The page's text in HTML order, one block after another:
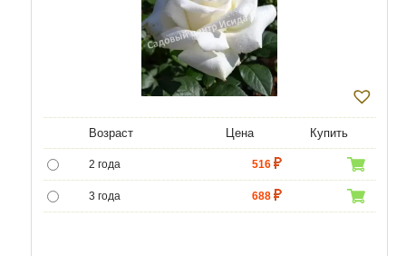
Возраст Цена Купить
2 года 516
3 года 688